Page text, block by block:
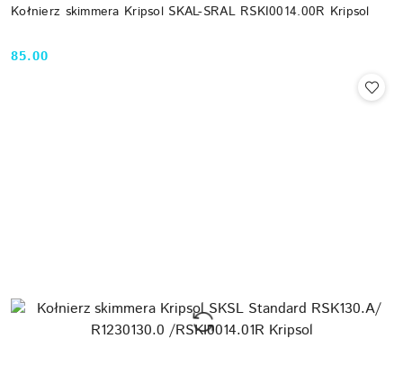
Kołnierz skimmera Kripsol SKAL-SRAL RSKI0014.00R Kripsol
Cena:
85.00